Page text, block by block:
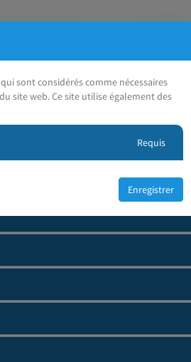
sont considérés comme nécessaires
site web. Ce site utilise également des
Requis